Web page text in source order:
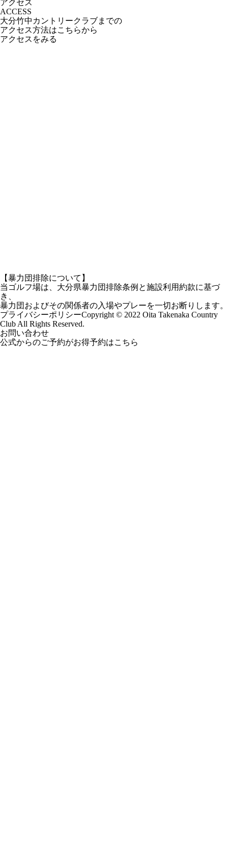
アクセス
ACCESS
大分竹中カントリークラブまでの
アクセス方法はこちらから
アクセスをみる
【暴力団排除について】
当ゴルフ場は、大分県暴力団排除条例と施設利用約款に基づ
き、
暴力団およびその関係者の入場やプレーを一切お断りします。
プライバシーポリシーCopyright © 2022 Oita Takenaka Country
Club All Rights Reserved.
お問い合わせ
公式からのご予約がお得予約はこちら